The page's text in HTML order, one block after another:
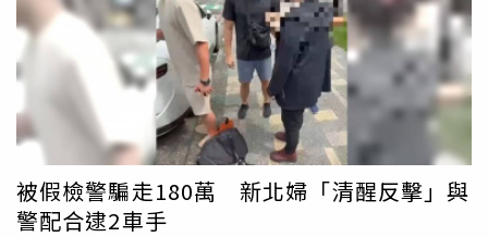
掩失望神情，也讓她忍不住苦笑。除了口頭關心外，母親更
積極替她蒐集求職資訊，無論是親友介紹的工作、社群平台
上的徵才貼文，或是外出時看見店家張貼的徵人公告，都會
一一拍照或截圖傳給她，希望增加找到工作的機會。真正讓
她措手不及的，是日前接到一通陌生公司的來電。對方表
示，希望邀請她前往面試，並提到是「王小姐」推薦的人
選。由於她從未向該公司投遞履歷，第一時間還以為遇到詐
騙電話，直到對方進一步說明，她才知道這位「王小姐」就
是自己的媽媽。原來，母親早已將她的履歷交給朋友，朋友
被假檢警騙走180萬 新北婦「清醒反擊」與
警配合逮2車手